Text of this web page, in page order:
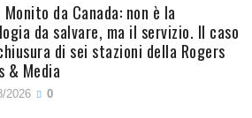
Monito da Canada: non è la
da salvare, ma il servizio. Il caso
di sei stazioni della Rogers
& Media
2026 0